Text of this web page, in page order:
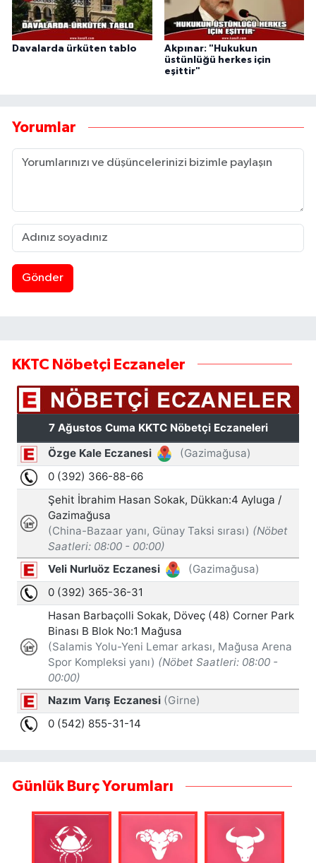
Davalarda ürküten tablo
Akpınar: "Hukukun
üstünlüğü herkes için
eşittir"
Yorumlar
Gönder
KKTC Nöbetçi Eczaneler
Günlük Burç Yorumları